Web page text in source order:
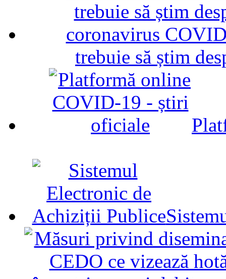
trebuie să știm